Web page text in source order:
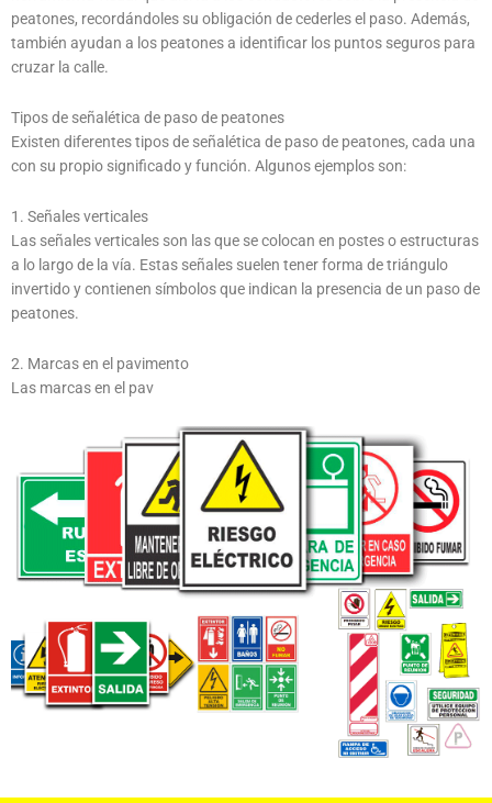
peatones, recordándoles su obligación de cederles el paso. Además,
también ayudan a los peatones a identificar los puntos seguros para
cruzar la calle.
Tipos de señalética de paso de peatones
Existen diferentes tipos de señalética de paso de peatones, cada una
con su propio significado y función. Algunos ejemplos son:
1. Señales verticales
Las señales verticales son las que se colocan en postes o estructuras
a lo largo de la vía. Estas señales suelen tener forma de triángulo
invertido y contienen símbolos que indican la presencia de un paso de
peatones.
2. Marcas en el pavimento
Las marcas en el pav